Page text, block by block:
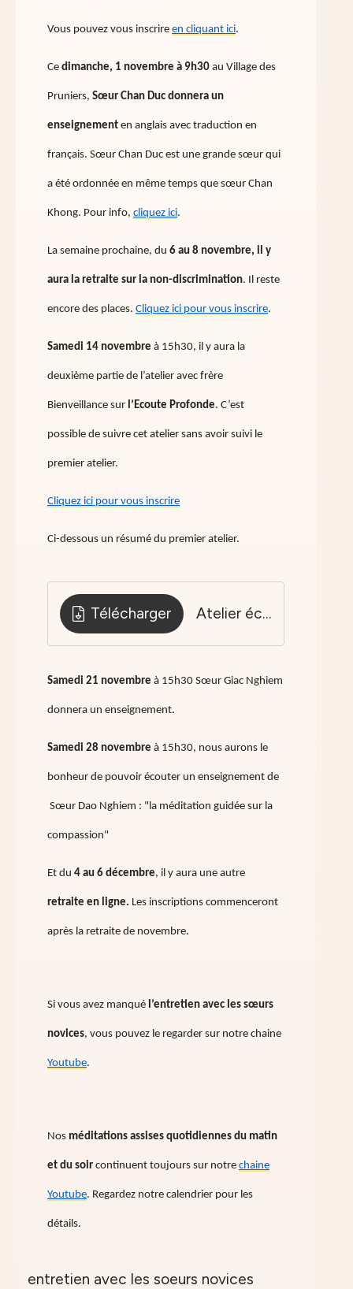
Vous pouvez vous inscrire en cliquant ici.
Ce dimanche, 1 novembre à 9h30 au Village des
Pruniers, Sœur Chan Duc donnera un
enseignement en anglais avec traduction en
français. Sœur Chan Duc est une grande sœur qui
a été ordonnée en même temps que sœur Chan
Khong. Pour info, cliquez ici.
La semaine prochaine, du 6 au 8 novembre, il y
aura la retraite sur la non-discrimination. Il reste
encore des places. Cliquez ici pour vous inscrire.
Samedi 14 novembre à 15h30, il y aura la
deuxième partie de l’atelier avec frère
Bienveillance sur l’Ecoute Profonde. C’est
possible de suivre cet atelier sans avoir suivi le
premier atelier.
Cliquez ici pour vous inscrire
Ci-dessous un résumé du premier atelier.
Télécharger Atelier écoute profonde cr
Samedi 21 novembre à 15h30 Sœur Giac Nghiem
donnera un enseignement.
Samedi 28 novembre à 15h30, nous aurons le
bonheur de pouvoir écouter un enseignement de
Sœur Dao Nghiem : "la méditation guidée sur la
compassion"
Et du 4 au 6 décembre, il y aura une autre
retraite en ligne. Les inscriptions commenceront
après la retraite de novembre.
Si vous avez manqué l’entretien avec les sœurs
novices, vous pouvez le regarder sur notre chaine
Youtube.
Nos méditations assises quotidiennes du matin
et du soir continuent toujours sur notre chaine
Youtube. Regardez notre calendrier pour les
détails.